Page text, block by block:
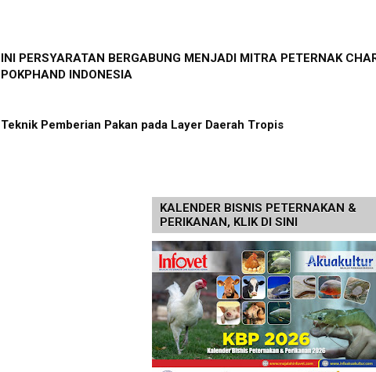
INI PERSYARATAN BERGABUNG MENJADI MITRA PETERNAK
POKPHAND INDONESIA
Teknik Pemberian Pakan pada Layer Daerah Tropis
KALENDER BISNIS PETERNAKAN &
PERIKANAN, KLIK DI SINI